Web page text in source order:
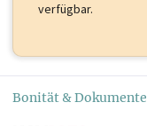
verfügbar.
Bonität & Dokumente